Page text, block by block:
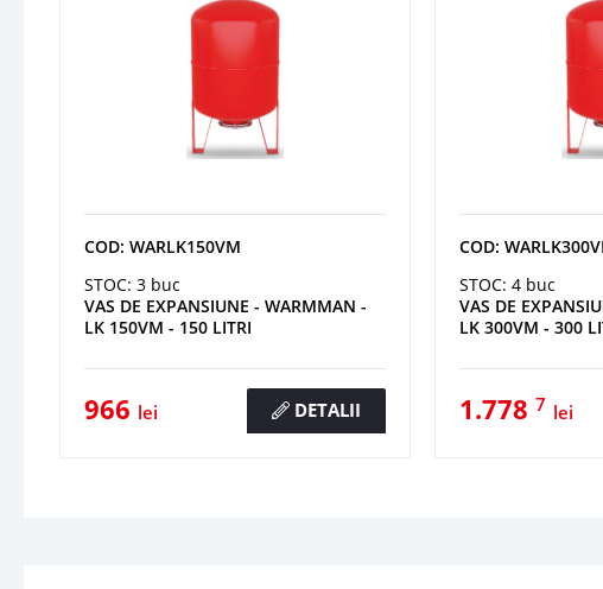
COD: WARLK150VM
STOC: 3 buc
VAS DE EXPANSIUNE - WARMMAN -
LK 150VM - 150 LITRI
966 lei DETALII
COD:
STOC: 4 buc
VAS DE
LK 300VM - 300
1.778 7 lei